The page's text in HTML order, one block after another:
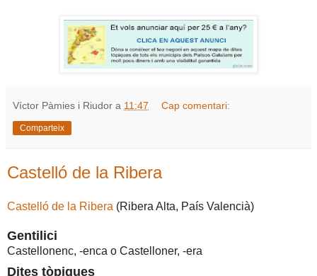
Víctor Pàmies i Riudor a 11:47 Cap comentari:
Comparteix
Castelló de la Ribera
Castelló de la Ribera (Ribera Alta, País Valencià)
Gentilici
Castellonenc, -enca o Castelloner, -era
Dites tòpiques